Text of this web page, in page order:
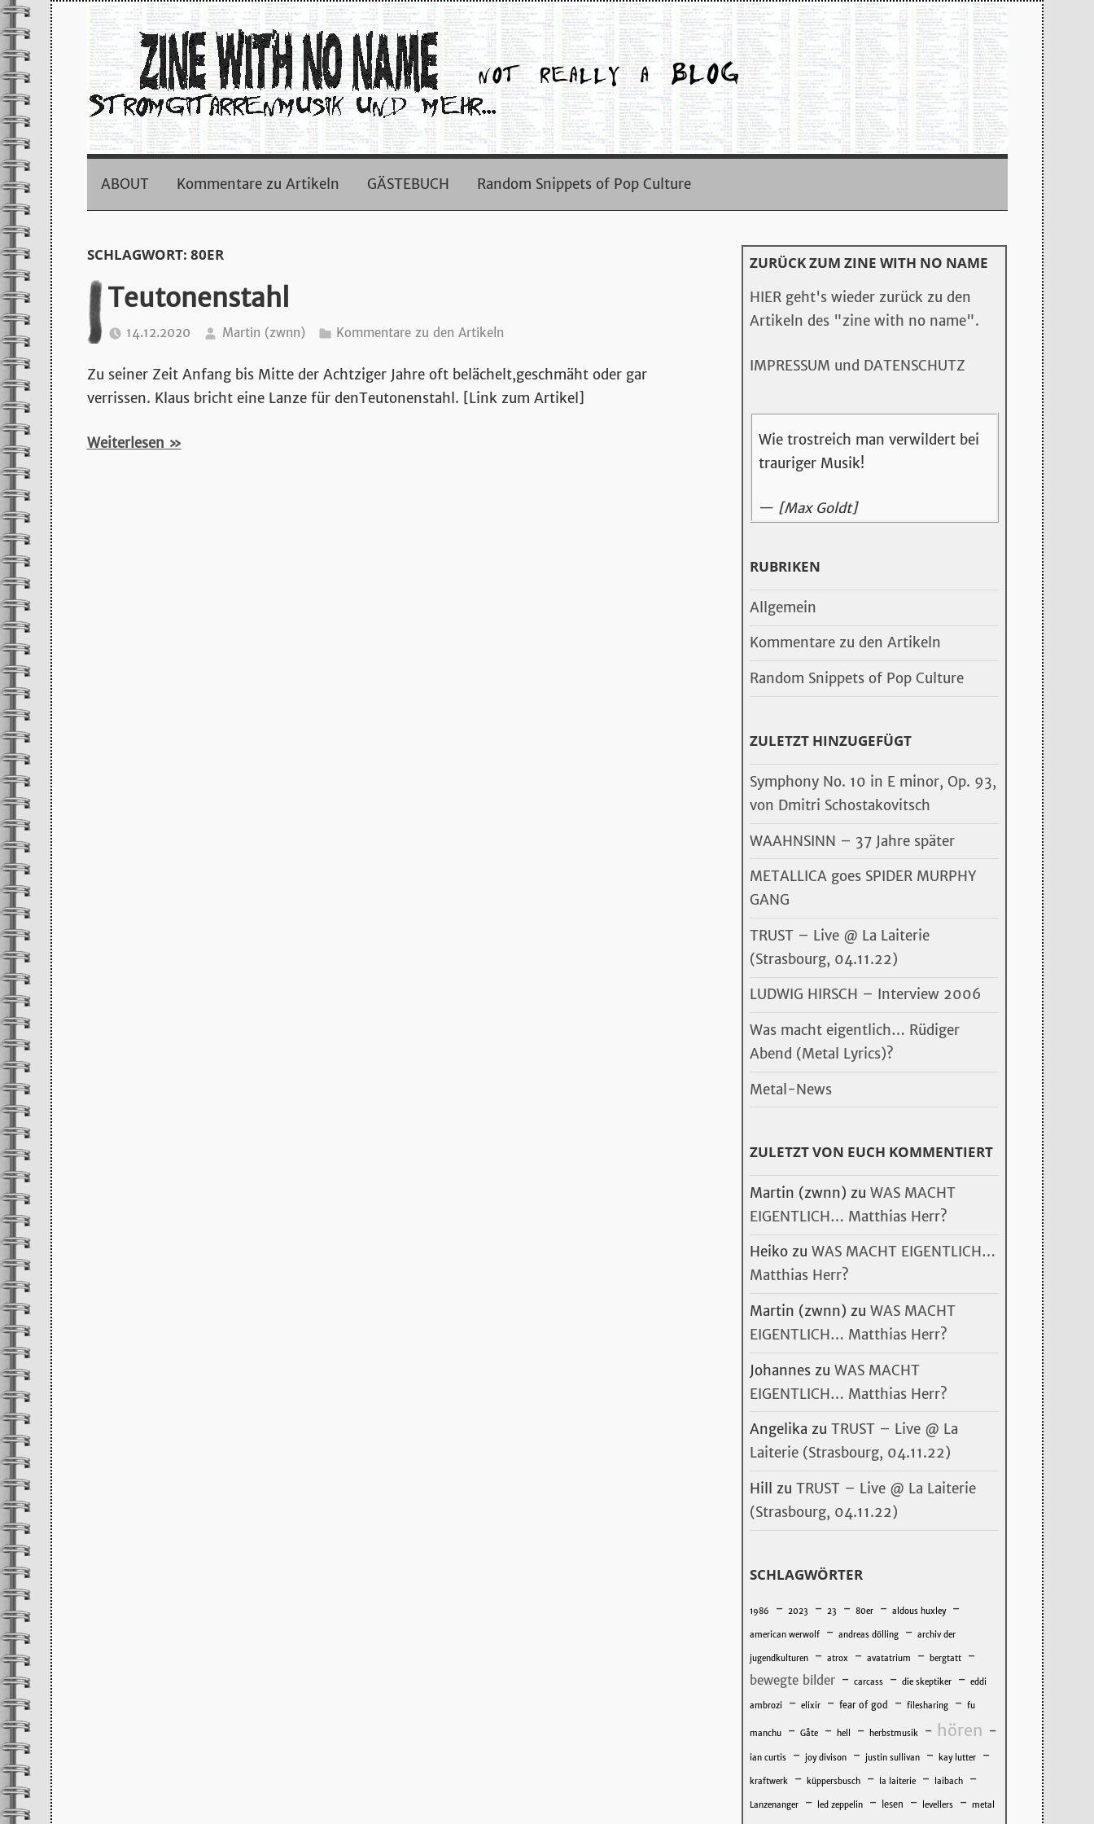
Zum
Inhalt
springen
zine
with
no
name
–
stromgitarrenmusik
ABOUT Kommentare zu Artikeln GÄSTEBUCH Random Snippets of Pop Culture
SCHLAGWORT: 80ER
Teutonenstahl
14.12.2020 Martin (zwnn) Kommentare zu den Artikeln
Zu seiner Zeit Anfang bis Mitte der Achtziger Jahre oft belächelt,geschmäht oder gar
verrissen. Klaus bricht eine Lanze für denTeutonenstahl. [Link zum Artikel]
Weiterlesen
ZURÜCK ZUM ZINE WITH NO NAME
HIER geht's wieder zurück zu den
Artikeln des "zine with no name".
IMPRESSUM und DATENSCHUTZ
Wie trostreich man verwildert bei
trauriger Musik!
— [Max Goldt]
RUBRIKEN
Allgemein
Kommentare zu den Artikeln
Random Snippets of Pop Culture
ZULETZT HINZUGEFÜGT
Symphony No. 10 in E minor, Op. 93,
von Dmitri Schostakovitsch
WAAHNSINN – 37 Jahre später
METALLICA goes SPIDER MURPHY
GANG
TRUST – Live @ La Laiterie
(Strasbourg, 04.11.22)
LUDWIG HIRSCH – Interview 2006
Was macht eigentlich… Rüdiger
Abend (Metal Lyrics)?
Metal-News
ZULETZT VON EUCH KOMMENTIERT
Martin (zwnn) zu WAS MACHT
EIGENTLICH… Matthias Herr?
Heikozu WAS MACHT EIGENTLICH…
Matthias Herr?
Martin (zwnn) zu WAS MACHT
EIGENTLICH… Matthias Herr?
Johanneszu WAS MACHT
EIGENTLICH… Matthias Herr?
Angelika zu TRUST – Live @ La
Laiterie (Strasbourg, 04.11.22)
Hill
zu TRUST – Live @ La Laiterie
(Strasbourg, 04.11.22)
SCHLAGWÖRTER
1986 - 2023 - 23 - 80er - aldous huxley -
american werwolf - andreas dölling - archiv der
jugendkulturen - atrox - avatatrium - bergtatt -
bewegte bilder - carcass - die skeptiker - eddi
ambrozi - elixir - fear of god - filesharing - fu
manchu - Gåte - hell - herbstmusik - hören -
ian curtis - joy divison - justin sullivan - kay lutter -
kraftwerk - küppersbusch - la laiterie - laibach -
Lanzenanger - led zeppelin - lesen - levellers - metal